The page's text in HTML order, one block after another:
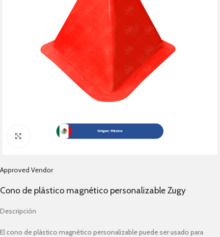
Click to enlarge
Approved Vendor
Cono de plástico magnético personalizable Zugy
Descripción
El cono de plástico magnético personalizable puede ser usado para